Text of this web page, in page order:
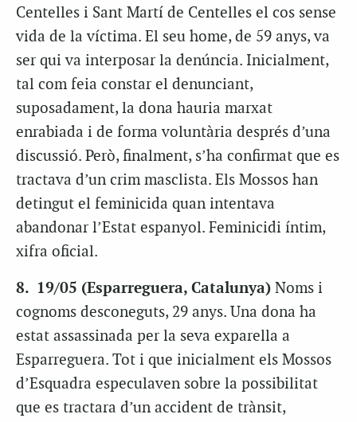
Centelles i Sant Martí de Centelles el cos sense
vida de la víctima. El seu home, de 59 anys, va
ser qui va interposar la denúncia. Inicialment,
tal com feia constar el denunciant,
suposadament, la dona hauria marxat
enrabiada i de forma voluntària després d’una
discussió. Però, finalment, s’ha confirmat que es
tractava d’un crim masclista. Els Mossos han
detingut el feminicida quan intentava
abandonar l’Estat espanyol. Feminicidi íntim,
xifra oficial.
8. 19/05 (Esparreguera, Catalunya) Noms i
cognoms desconeguts, 29 anys. Una dona ha
estat assassinada per la seva exparella a
Esparreguera. Tot i que inicialment els Mossos
d’Esquadra especulaven sobre la possibilitat
que es tractara d’un accident de trànsit,